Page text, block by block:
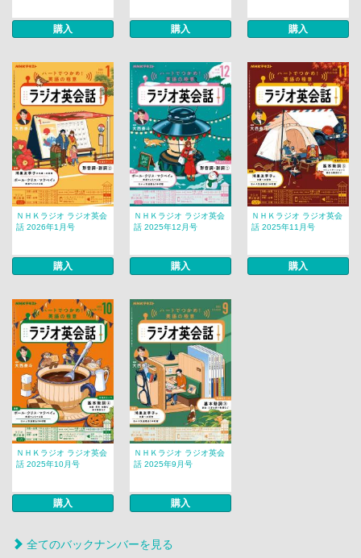
購入 購入 購入
ＮＨＫラジオ ラジオ英会
話 2026年1月号
購入
ＮＨＫラジオ ラジオ英会
話 2025年12月号
購入
ＮＨＫラジオ ラジオ英会
話 2025年11月号
購入
ＮＨＫラジオ ラジオ英会
話 2025年10月号
購入
ＮＨＫラジオ ラジオ英会
話 2025年9月号
購入
全てのバックナンバーを見る